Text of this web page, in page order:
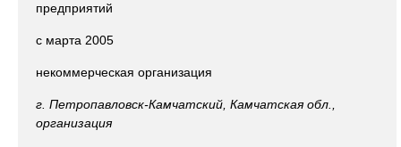
предприятий
с марта 2005
некоммерческая организация
г. Петропавловск-Камчатский, Камчатская обл.,
организация